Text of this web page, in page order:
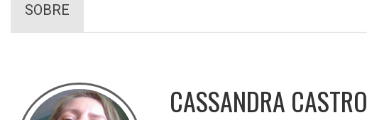
SOBRE
CASSANDRA CASTRO